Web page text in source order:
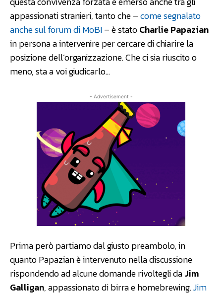
appassionati stranieri, tanto che –come segnalato
anche sul forum di MoBI– è statoCharlie Papazian
in persona a intervenire per cercare di chiarire la
posizione dell’organizzazione. Che ci sia riuscito o
meno, sta a voi giudicarlo…
- Advertisement -
Prima però partiamo dal giusto preambolo, in
quanto Papazian è intervenuto nella discussione
rispondendo ad alcune domande rivoltegli daJim
Galligan, appassionato di birra e homebrewing.Jim